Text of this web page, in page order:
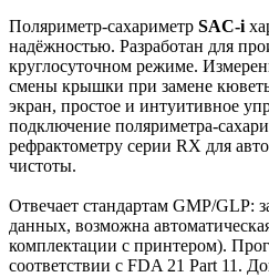
Поляриметр-сахариметр SAC-i
надёжностью. Разработан для
круглосуточном режиме.
смены крышки при замене
экран, простое и интуитивное
подключение поляриметра-
рефрактометру серии RX для
чистоты.
Отвечает стандартам GMP/GLP:
данных, возможна
комплектации с принтером).
соответствии с FDA 21 Part 11.